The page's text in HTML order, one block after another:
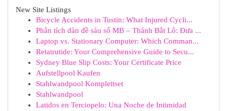
New Site Listings
Bicycle Accidents in Tustin: What Injured Cycli...
Phân tích dàn đề sáu số MB – Thánh Bắt Lô: Đưa ...
Laptop vs. Stationary Computer: Which Comman...
Retatrutide: Your Comprehensive Guide to Secu...
Sydney Blue Slip Costs: Your Certificate Price
Aufstellpool Kaufen
Stahlwandpool Komplettset
Stahlwandpool
Latidos en Terciopelo: Una Noche de Intimidad